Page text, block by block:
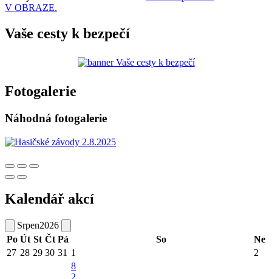
V OBRAZE.
Vaše cesty k bezpečí
Fotogalerie
Náhodná fotogalerie
Kalendář akcí
Srpen2026
Po Út St Čt Pá So
Ne
27 28 29 30 31 1
2
8